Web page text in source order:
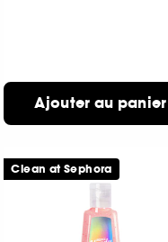
Ajouter au panier
Clean at Sephora